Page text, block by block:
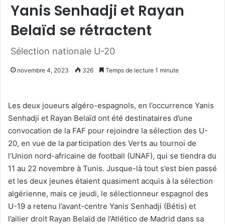
Yanis Senhadji et Rayan
Belaïd se rétractent
Sélection nationale U-20
novembre 4, 2023 326 Temps de lecture 1 minute
Les deux joueurs algéro-espagnols, en l’occurrence Yanis
Senhadji et Rayan Belaïd ont été destinataires d’une
convocation de la FAF pour rejoindre la sélection des U-
20, en vue de la participation des Verts au tournoi de
l’Union nord-africaine de football (UNAF), qui se tiendra du
11 au 22 novembre à Tunis. Jusque-là tout s’est bien passé
et les deux jeunes étaient quasiment acquis à la sélection
algérienne, mais ce jeudi, le sélectionneur espagnol des
U-19 a retenu l’avant-centre Yanis Senhadji (Bétis) et
l’ailier droit Rayan Belaïd de l’Atlético de Madrid dans sa